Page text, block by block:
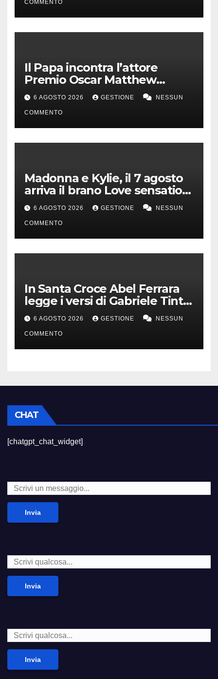
COMMENTO
Il Papa incontra l’attore
Premio Oscar Matthew
McConaughey
6 AGOSTO 2026 GESTIONE NESSUN
COMMENTO
Madonna e Kylie, il 7 agosto
arriva il brano Love sensation
(Afterhours mix)
6 AGOSTO 2026 GESTIONE NESSUN
COMMENTO
In Santa Croce Abel Ferrara
legge i versi di Gabriele Tinti
per Francesco d’Assisi
6 AGOSTO 2026 GESTIONE NESSUN
COMMENTO
CHAT
[chatgpt_chat_widget]
Invia
Invia
Invia